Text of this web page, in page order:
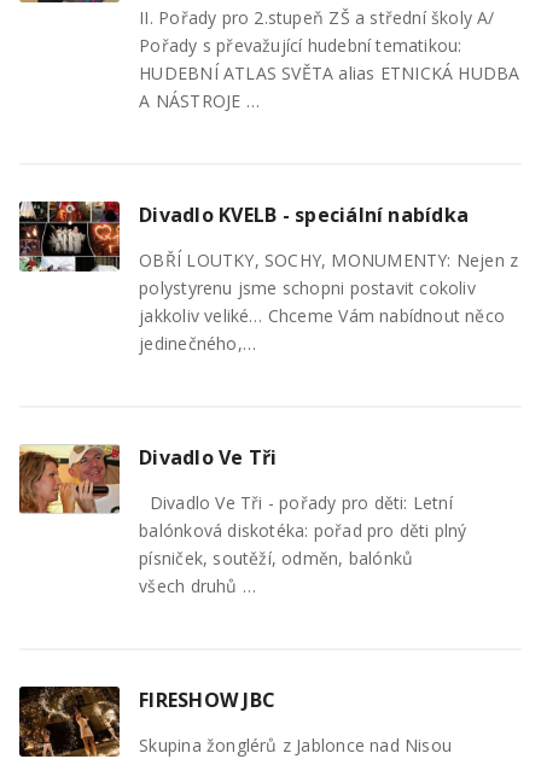
II. Pořady pro 2.stupeň ZŠ a střední školy A/
Pořady s převažující hudební tematikou:
HUDEBNÍ ATLAS SVĚTA alias ETNICKÁ HUDBA
A NÁSTROJE …
Divadlo KVELB - speciální nabídka
OBŘÍ LOUTKY, SOCHY, MONUMENTY: Nejen z
polystyrenu jsme schopni postavit cokoliv
jakkoliv veliké… Chceme Vám nabídnout něco
jedinečného,…
Divadlo Ve Tři
Divadlo Ve Tři - pořady pro děti: Letní
balónková diskotéka: pořad pro děti plný
písniček, soutěží, odměn, balónků
všech druhů …
FIRESHOW JBC
Skupina žonglérů z Jablonce nad Nisou